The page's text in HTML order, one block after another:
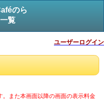
のら
覧
ユーザーログイン
また本画面以降の画面の表示料金